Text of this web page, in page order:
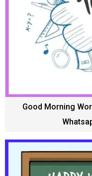
Good Morning